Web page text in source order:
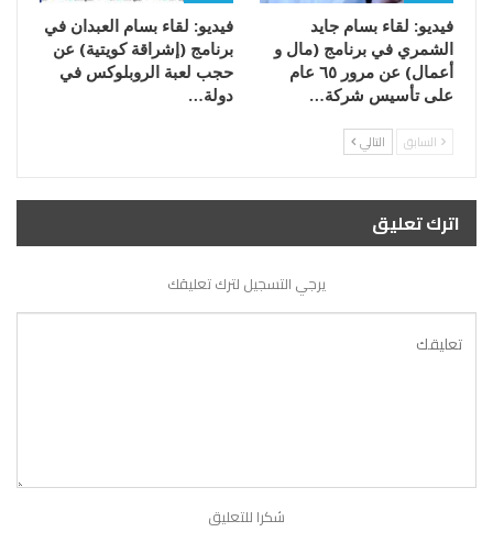
فيديو: لقاء بسام جايد
الشمري في برنامج (مال و
أعمال) عن مرور ٦٥ عام
على تأسيس شركة…
فيديو: لقاء بسام العبدان في
برنامج (إشراقة كويتية) عن
حجب لعبة الروبلوكس في
دولة…
السابق التالي
اترك تعليق
يرجي التسجيل لترك تعليقك
شكرا للتعليق